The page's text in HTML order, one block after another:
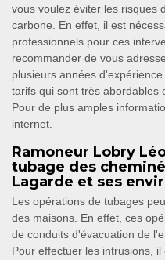
vous voulez éviter les risques
carbone. En effet, il est
professionnels pour ces
recommander de vous
plusieurs années
tarifs qui sont très abordables
Pour de plus amples
internet.
Ramoneur Lobry
tubage des
Lagarde et ses
Les opérations de tubages
des maisons. En effet, ces
de conduits d'évacuation de
Pour effectuer les intrusions,